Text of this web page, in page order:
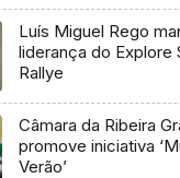
Luís Miguel Rego
liderança do Explore
Rallye
Câmara da Ribeira
promove iniciativa
Verão’